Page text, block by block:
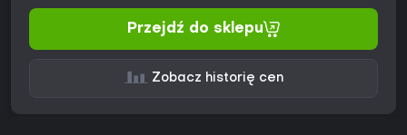
Przejdź do sklepu
Zobacz historię cen